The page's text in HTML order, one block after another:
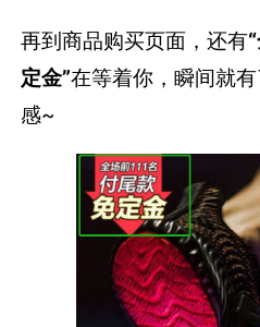
再到商品购买页面，还有
定金”在等着你，瞬间就
感~